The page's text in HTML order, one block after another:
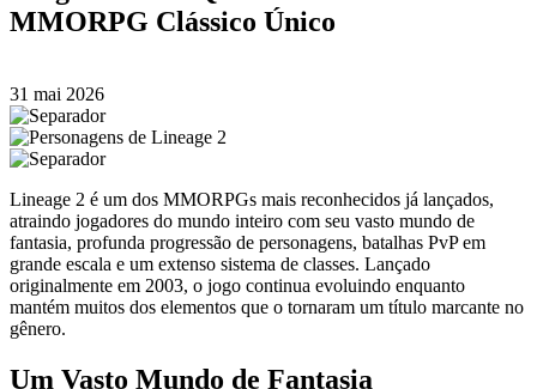
MMORPG Clássico Único
31 mai 2026
Lineage 2 é um dos MMORPGs mais reconhecidos já lançados,
atraindo jogadores do mundo inteiro com seu vasto mundo de
fantasia, profunda progressão de personagens, batalhas PvP em
grande escala e um extenso sistema de classes. Lançado
originalmente em 2003, o jogo continua evoluindo enquanto
mantém muitos dos elementos que o tornaram um título marcante no
gênero.
Um Vasto Mundo de Fantasia